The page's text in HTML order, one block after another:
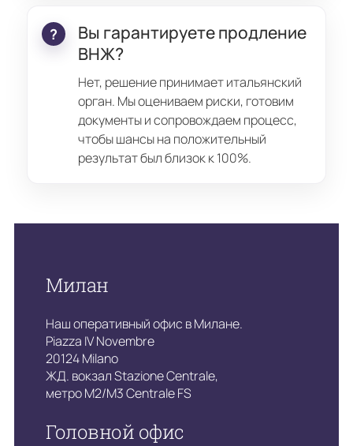
Вы гарантируете продление
ВНЖ?
Нет, решение принимает итальянский
орган. Мы оцениваем риски, готовим
документы и сопровождаем процесс,
чтобы шансы на положительный
результат был близок к 100%.
Милан
Наш оперативный офис в Милане.
Piazza IV Novembre
20124 Milano
ЖД. вокзал Stazione Centrale,
метро M2/M3 Centrale FS
Головной офис